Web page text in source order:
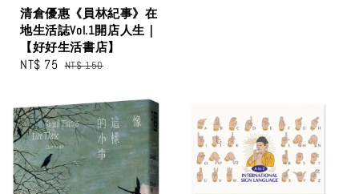
清倉優惠《員林紀事》在
地生活誌Vol.1開店人生｜
【好好生活書店】
Sale
NT$ 75 Regular
NT$ 150